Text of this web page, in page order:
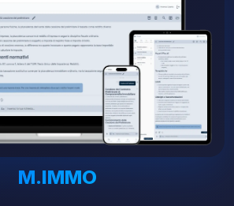
M.IMMO